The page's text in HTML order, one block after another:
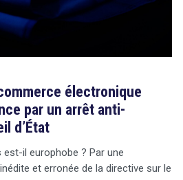
électronique
par un arrêt anti-
d’État
est-il europhobe ? Par une
et erronée de la directive sur le